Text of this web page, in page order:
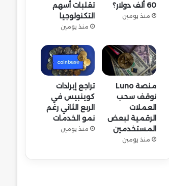
60 ألف دولار؟
منذ يومين
تقلبات أسهم
التكنولوجيا
منذ يومين
منصة Luno
توقف سحب
العملات
الرقمية لبعض
المستخدمين
منذ يومين
تراجع إيرادات
كوينبيس في
الربع الثاني رغم
نمو الخدمات
منذ يومين